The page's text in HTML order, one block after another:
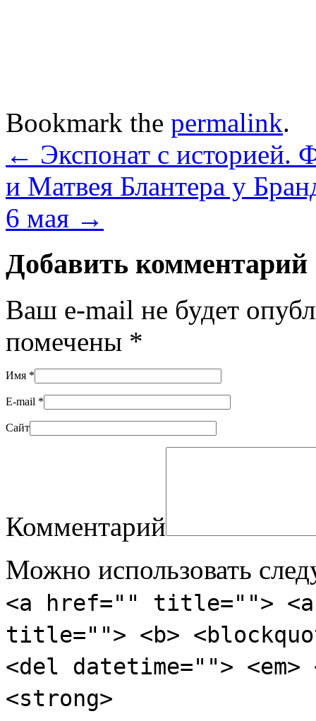
Bookmark the permalink.
← Экспонат с историей.
и Матвея Блантера у
6 мая →
Добавить комментарий
Ваш e-mail не будет
помечены *
Имя *
E-mail *
Сайт
Комментарий
Можно использовать
<a href="" title="">
title=""> <b>
<del datetime="">
<strong>